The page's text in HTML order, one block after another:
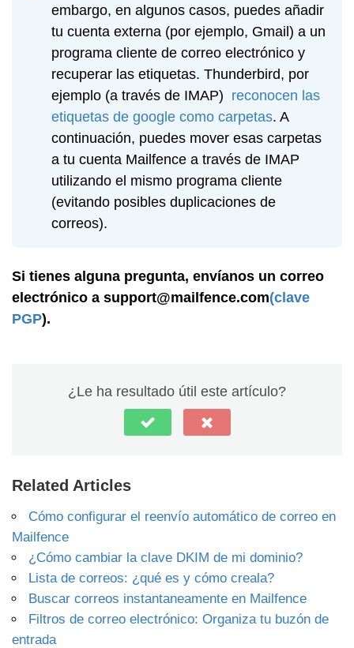
embargo, en algunos casos, puedes añadir
tu cuenta externa (por ejemplo, Gmail) a un
programa cliente de correo electrónico y
recuperar las etiquetas. Thunderbird, por
ejemplo (a través de IMAP) reconocen las
etiquetas de google como carpetas. A
continuación, puedes mover esas carpetas
a tu cuenta Mailfence a través de IMAP
utilizando el mismo programa cliente
(evitando posibles duplicaciones de
correos).
Si tienes alguna pregunta, envíanos un correo
electrónico a support@mailfence.com(clave
PGP).
¿Le ha resultado útil este artículo?
Related Articles
Cómo configurar el reenvío automático de correo en
Mailfence
¿Cómo cambiar la clave DKIM de mi dominio?
Lista de correos: ¿qué es y cómo creala?
Buscar correos instantaneamente en Mailfence
Filtros de correo electrónico: Organiza tu buzón de
entrada